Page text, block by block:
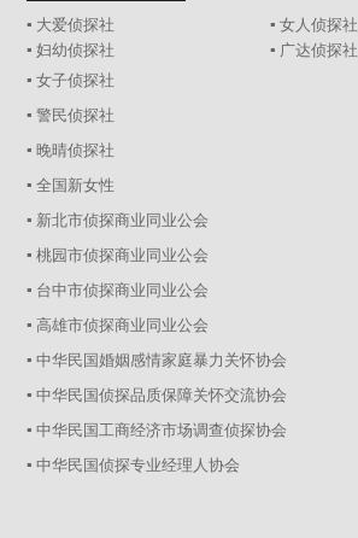
▪ 大爱侦探社
▪ 女人侦探社
▪ 妇幼侦探社
▪ 广达侦探社
▪ 女子侦探社
▪ 警民侦探社
▪ 晚晴侦探社
▪ 全国新女性
▪ 新北市侦探商业同业公会
▪ 桃园市侦探商业同业公会
▪ 台中市侦探商业同业公会
▪ 高雄市侦探商业同业公会
▪ 中华民国婚姻感情家庭暴力关怀协会
▪ 中华民国侦探品质保障关怀交流协会
▪ 中华民国工商经济市场调查侦探协会
▪ 中华民国侦探专业经理人协会